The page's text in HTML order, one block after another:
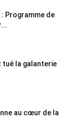
: Programme de
tué la galanterie
au cœur de la